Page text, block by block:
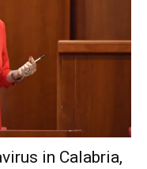
in Calabria,